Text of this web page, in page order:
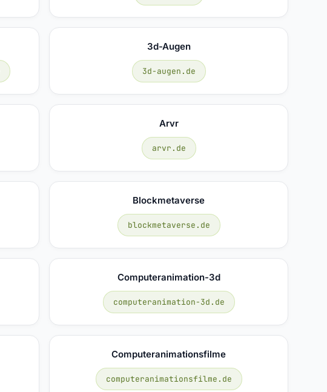
3d-Augen
3d-augen.de
Arvr
arvr.de
Blockmetaverse
blockmetaverse.de
Computeranimation-3d
computeranimation-3d.de
Computeranimationsfilme
computeranimationsfilme.de